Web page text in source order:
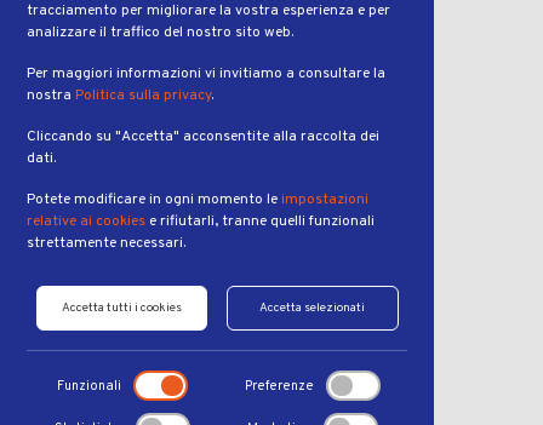
CONTATTI
Via Ferruccio Pelli 13
6900, Lugano
ORARI
dalle 7:00 alle 19:00
Telefono:
+41 91 921 41 88
info@kinetic-center.ch
tracciamento per migliorare la vostra esperienza e per
analizzare il traffico del nostro sito web.
Per maggiori informazioni vi invitiamo a consultare la
nostra Politica sulla privacy.
Cliccando su "Accetta" acconsentite alla raccolta dei
dati.
Potete modificare in ogni momento leimpostazioni
relative ai cookies e rifiutarli, tranne quelli funzionali
strettamente necessari.
Accetta tutti i cookies Accetta selezionati
Funzionali Preferenze